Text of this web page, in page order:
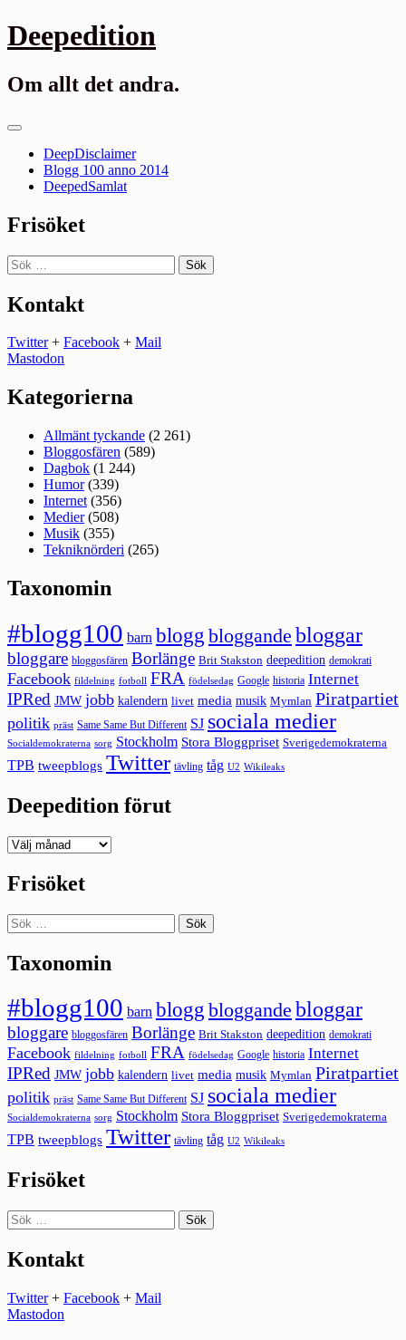
Gå
till
Deepedition
Om allt det andra.
Primär
DeepDisclaimer
Blogg 100 anno 2014
DeepedSamlat
Frisöket
Sök
efter:
Kontakt
Twitter+ Facebook + Mail
Mastodon
Kategorierna
Allmänt tyckande (2 261)
Bloggosfären (589)
Dagbok (1 244)
Humor(339)
Internet (356)
Medier(508)
Musik (355)
Tekniknörderi (265)
Taxonomin
#blogg100 barn blogg bloggande bloggar
bloggare bloggosfären Borlänge Brit Stakston deepedition demokrati
Facebook fildelning fotboll FRA födelsedag Google historia Internet
IPRed JMW jobb kalendern livet media musik Mymlan Piratpartiet
politik präst Same Same But Different SJ sociala medier
Socialdemokraterna sorg Stockholm Stora Bloggpriset Sverigedemokraterna
TPB tweepblogs Twitter tävling tåg U2 Wikileaks
Deepedition förut
Deepedition
Frisöket
Sök
efter:
Taxonomin
#blogg100 barn blogg bloggande bloggar
bloggare bloggosfären Borlänge Brit Stakston deepedition demokrati
Facebook fildelning fotboll FRA födelsedag Google historia Internet
IPRed JMW jobb kalendern livet media musik Mymlan Piratpartiet
politik präst Same Same But Different SJ sociala medier
Socialdemokraterna sorg Stockholm Stora Bloggpriset Sverigedemokraterna
TPB tweepblogs Twitter tävling tåg U2 Wikileaks
Frisöket
Sök
efter:
Kontakt
Twitter+ Facebook + Mail
Mastodon